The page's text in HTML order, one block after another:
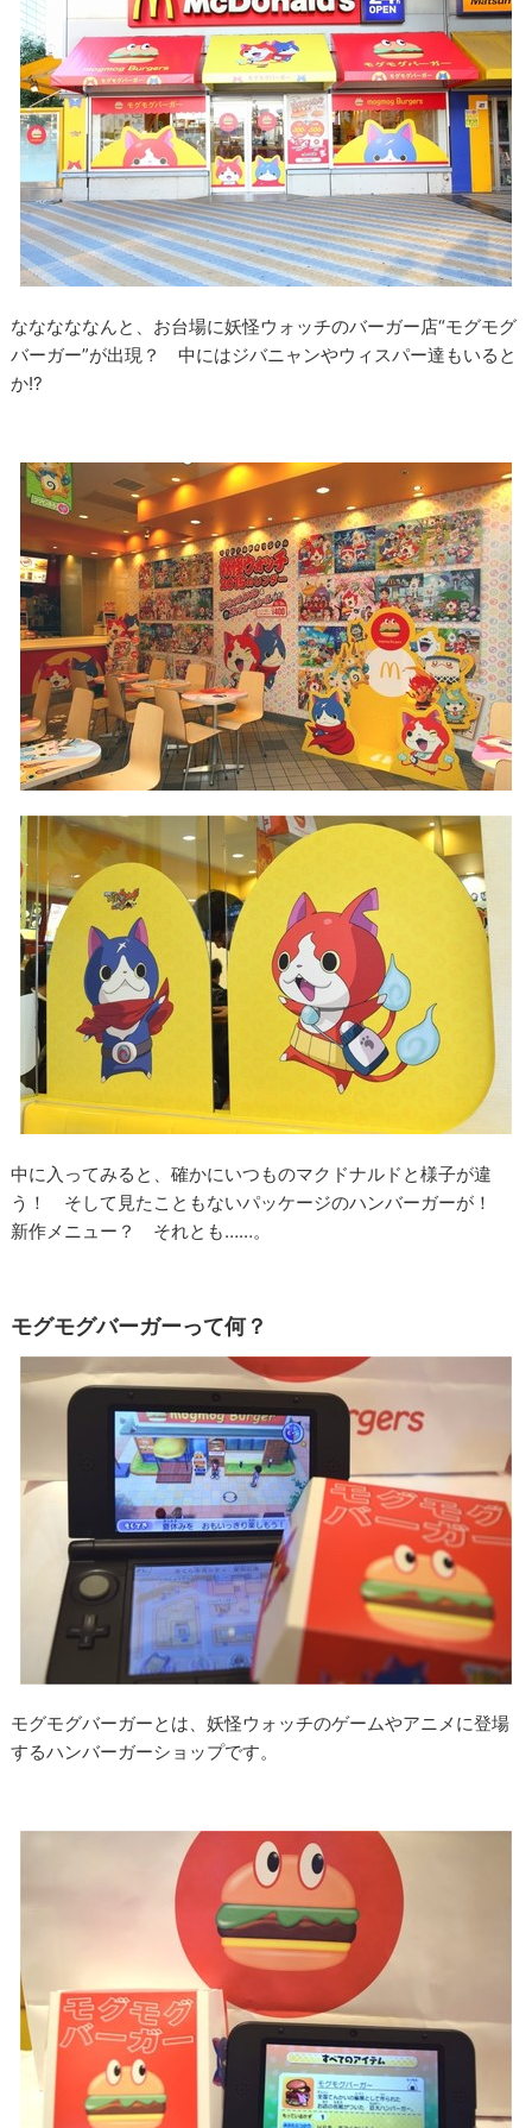
なななななんと、お台場に妖怪ウォッチのバーガー店“モグモグ
バーガー”が出現？ 中にはジバニャンやウィスパー達もいると
か!?
中に入ってみると、確かにいつものマクドナルドと様子が違
う！ そして見たこともないパッケージのハンバーガーが！
新作メニュー？ それとも……。
モグモグバーガーって何？
モグモグバーガーとは、妖怪ウォッチのゲームやアニメに登場
するハンバーガーショップです。